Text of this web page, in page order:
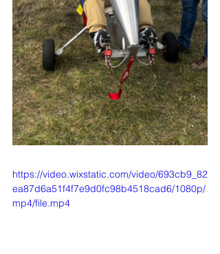
https://video.wixstatic.com/video/693cb9_82
ea87d6a51f4f7e9d0fc98b4518cad6/1080p/
mp4/file.mp4